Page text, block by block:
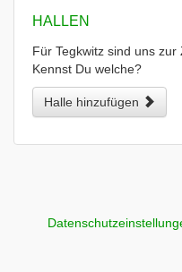
HALLEN
Für Tegkwitz sind uns
Kennst Du welche?
Halle hinzufügen